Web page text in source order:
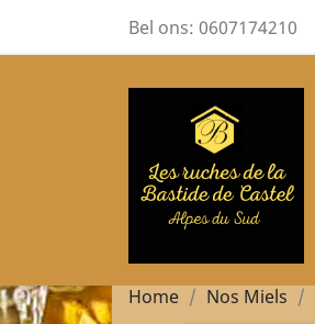
Bel ons: 0607174210
Home Nos Miels